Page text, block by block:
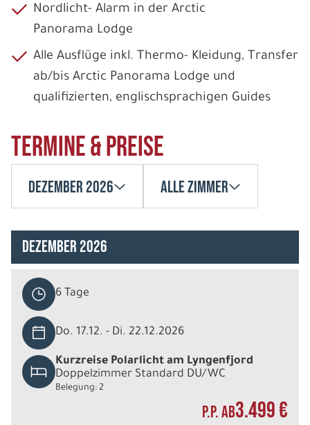
Nordlicht- Alarm in der Arctic
Panorama Lodge
Alle Ausflüge inkl. Thermo- Kleidung, Transfer
ab/bis Arctic Panorama Lodge und
qualifizierten, englischsprachigen Guides
Termine & Preise
Dezember 2026 Alle Zimmer
Dezember 2026
6 Tage
Do. 17.12. - Di. 22.12.2026
Kurzreise Polarlicht am Lyngenfjord
Doppelzimmer Standard DU/WC
Belegung: 2
P.P. AB3.499 €